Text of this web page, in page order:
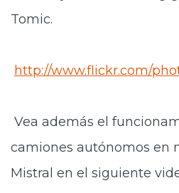
Tomic.
http://www.flickr.com/
Vea además el
camiones autónomos en
Mistral en el siguiente